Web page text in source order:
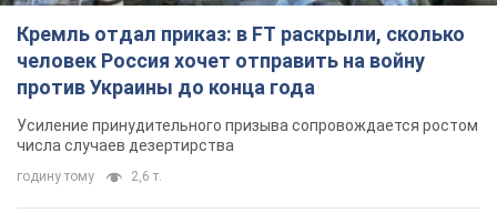
Дроны атаковали НПЗ в Нижнекамске: после
взрывов был виден дым. Видео
Местные жители активно публиковали фото и видео
5 годин тому
Украина готовит Чернобыль к очередной
попытке вторжения со стороны России –